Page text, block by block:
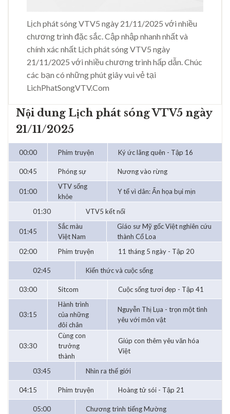
Lịch phát sóng VTV5 ngày 21/11/2025 với nhiều
chương trình đặc sắc. Cập nhập nhanh nhất và
chính xác nhất Lịch phát sóng VTV5 ngày
21/11/2025 với nhiều chương trình hấp dẫn. Chúc
các bạn có những phút giây vui vẻ tại
LichPhatSongVTV.Com
Nội dung Lịch phát sóng VTV5 ngày
21/11/2025
00:00 Phim truyện Ký ức lãng quên - Tập 16
00:45 Phóng sự Nương vào rừng
01:00
VTV sống
khỏe
Y tế vì dân: Ẩn họa bụi mịn
01:30 VTV5 kết nối
01:45
Sắc màu
Việt Nam
Giáo sư Mỹ gốc Việt nghiên cứu
thành Cổ Loa
02:00
Phim truyện 11 tháng 5 ngày - Tập 20
02:45 Kiến thức và cuộc sống
03:00 Sitcom Cuộc sống tươi đẹp - Tập 41
03:15
Hành trình
của những
đôi chân
Nguyễn Thị Lụa - trọn một tình
yêu với môn vật
03:30
Cùng con
trưởng
thành
Giúp con thêm yêu văn hóa
Việt
03:45 Nhìn ra thế giới
04:15 Phim truyện Hoàng tử sói - Tập 21
05:00 Chương trình tiếng Mường